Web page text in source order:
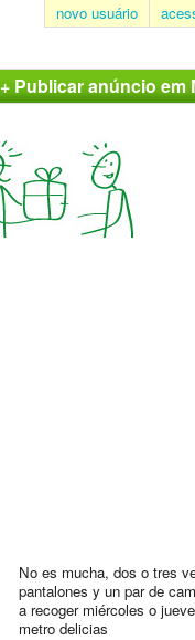
novo usuário
+ Publicar anúncio em
No es mucha, dos o tres
pantalones y un par de
a recoger miércoles o
metro delicias